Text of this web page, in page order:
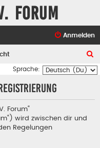
Forum
Anmelden
u
Sprache:
Forum“
wird zwischen dir und
Regelungen